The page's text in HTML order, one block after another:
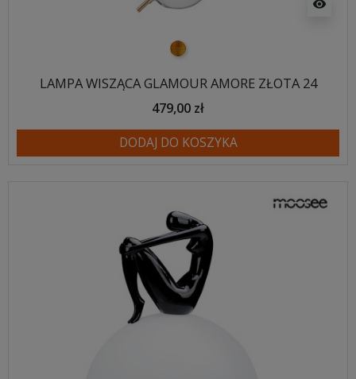
visibility
złoty
LAMPA WISZĄCA GLAMOUR AMORE ZŁOTA 24
479,00 zł
DODAJ DO KOSZYKA